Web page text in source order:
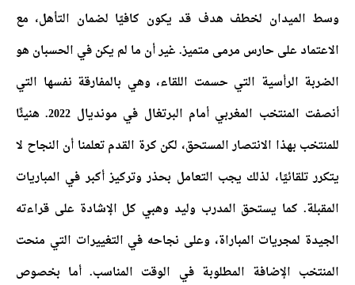
وسط الميدان لخطف هدف قد يكون كافيًا لضمان التأهل، مع
الاعتماد على حارس مرمى متميز. غير أن ما لم يكن في الحسبان هو
الضربة الرأسية التي حسمت اللقاء، وهي بالمفارقة نفسها التي
أنصفت المنتخب المغربي أمام البرتغال في مونديال 2022. هنيئًا
للمنتخب بهذا الانتصار المستحق، لكن كرة القدم تعلمنا أن النجاح لا
يتكرر تلقائيًا، لذلك يجب التعامل بحذر وتركيز أكبر في المباريات
المقبلة. كما يستحق المدرب وليد وهبي كل الإشادة على قراءته
الجيدة لمجريات المباراة، وعلى نجاحه في التغييرات التي منحت
المنتخب الإضافة المطلوبة في الوقت المناسب. أما بخصوص